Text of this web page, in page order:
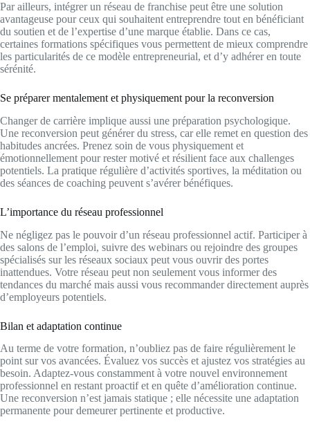
Par ailleurs, intégrer un réseau de franchise peut être une solution
avantageuse pour ceux qui souhaitent entreprendre tout en bénéficiant
du soutien et de l’expertise d’une marque établie. Dans ce cas,
certaines formations spécifiques vous permettent de mieux comprendre
les particularités de ce modèle entrepreneurial, et d’y adhérer en toute
sérénité.
Se préparer mentalement et physiquement pour la reconversion
Changer de carrière implique aussi une préparation psychologique.
Une reconversion peut générer du stress, car elle remet en question des
habitudes ancrées. Prenez soin de vous physiquement et
émotionnellement pour rester motivé et résilient face aux challenges
potentiels. La pratique régulière d’activités sportives, la méditation ou
des séances de coaching peuvent s’avérer bénéfiques.
L’importance du réseau professionnel
Ne négligez pas le pouvoir d’un réseau professionnel actif. Participer à
des salons de l’emploi, suivre des webinars ou rejoindre des groupes
spécialisés sur les réseaux sociaux peut vous ouvrir des portes
inattendues. Votre réseau peut non seulement vous informer des
tendances du marché mais aussi vous recommander directement auprès
d’employeurs potentiels.
Bilan et adaptation continue
Au terme de votre formation, n’oubliez pas de faire régulièrement le
point sur vos avancées. Évaluez vos succès et ajustez vos stratégies au
besoin. Adaptez-vous constamment à votre nouvel environnement
professionnel en restant proactif et en quête d’amélioration continue.
Une reconversion n’est jamais statique ; elle nécessite une adaptation
permanente pour demeurer pertinente et productive.